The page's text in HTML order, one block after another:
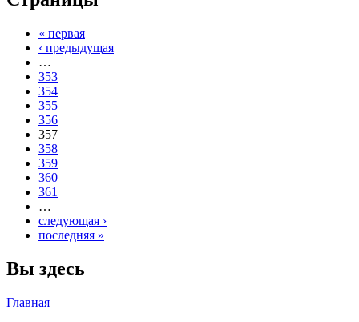
« первая
‹ предыдущая
…
353
354
355
356
357
358
359
360
361
…
следующая ›
последняя »
Вы здесь
Главная